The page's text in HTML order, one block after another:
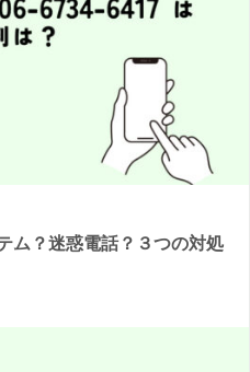
ム？迷惑電話？３つの対処